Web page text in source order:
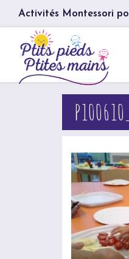
Activités Montessori